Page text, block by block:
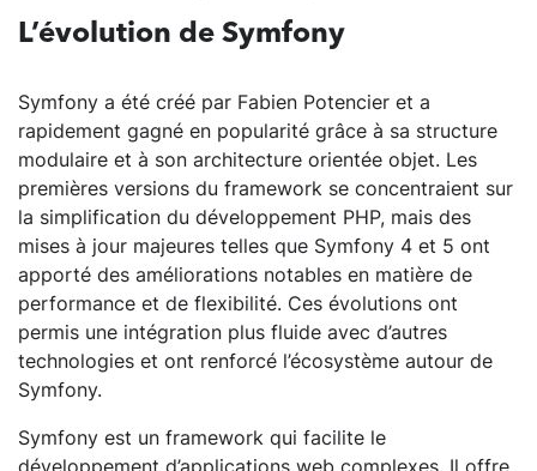
L’évolution de Symfony
Symfony a été créé par Fabien Potencier et a
rapidement gagné en popularité grâce à sa structure
modulaire et à son architecture orientée objet. Les
premières versions du framework se concentraient sur
la simplification du développement PHP, mais des
mises à jour majeures telles que Symfony 4 et 5 ont
apporté des améliorations notables en matière de
performance et de flexibilité. Ces évolutions ont
permis une intégration plus fluide avec d’autres
technologies et ont renforcé l’écosystème autour de
Symfony.
Symfony est un framework qui facilite le